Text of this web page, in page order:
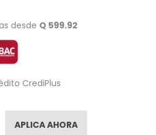
desde Q 599.92
CrediPlus
APLICA AHORA